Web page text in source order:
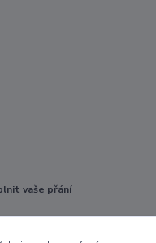
vaše přání